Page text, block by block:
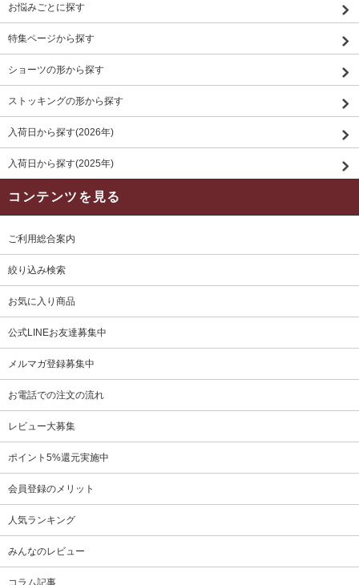
お悩みごとに探す
特集ページから探す
ショーツの形から探す
ストッキングの形から探す
入荷日から探す(2026年)
入荷日から探す(2025年)
コンテンツを見る
ご利用総合案内
絞り込み検索
お気に入り商品
公式LINEお友達募集中
メルマガ登録募集中
お電話での注文の流れ
レビュー大募集
ポイント5%還元実施中
会員登録のメリット
人気ランキング
みんなのレビュー
コラム記事